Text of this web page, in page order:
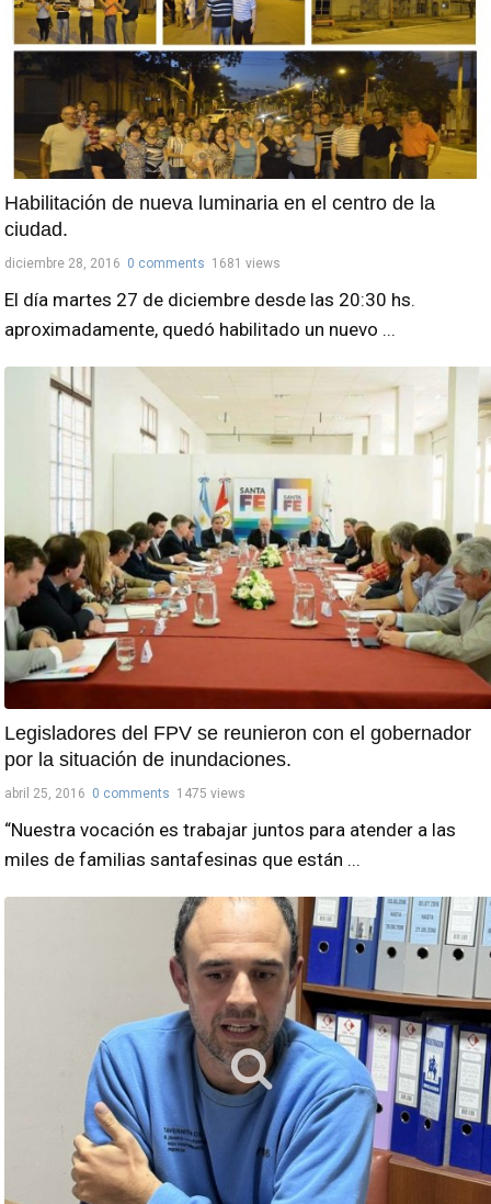
Habilitación de nueva luminaria en el centro de la
ciudad.
diciembre 28, 2016 0 comments 1681 views
El día martes 27 de diciembre desde las 20:30 hs.
aproximadamente, quedó habilitado un nuevo ...
Legisladores del FPV se reunieron con el gobernador
por la situación de inundaciones.
abril 25, 2016 0 comments 1475 views
“Nuestra vocación es trabajar juntos para atender a las
miles de familias santafesinas que están ...